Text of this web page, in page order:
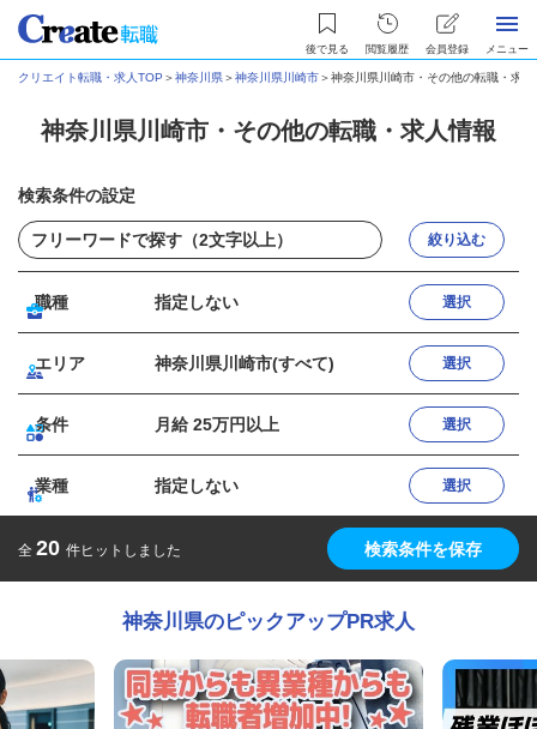
後で見る 閲覧履歴 会員登録 メニュー
クリエイト転職・求人TOP ＞神奈川県＞神奈川県川崎市＞神奈川県川崎市・その他の転職・求人
神奈川県川崎市・その他の転職・求人情報
検索条件の設定
絞り込む
職種 指定しない 選択
エリア 神奈川県川崎市(すべて) 選択
条件 月給 25万円以上 選択
業種 指定しない 選択
全 20 件ヒットしました 検索条件を保存
神奈川県のピックアップPR求人